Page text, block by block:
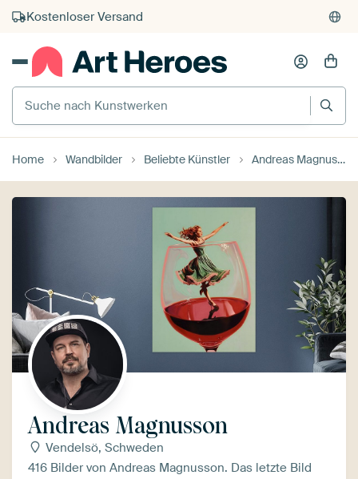
Kauf auf Rechnung
Individueller Druck auf Bestellung
Suche nach Kunstwerken
Home Wandbilder Beliebte Künstler Andreas Magnusson
Andreas Magnusson
Vendelsö, Schweden
416 Bilder von Andreas Magnusson. Das letzte Bild